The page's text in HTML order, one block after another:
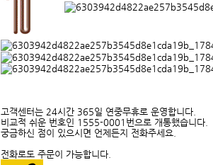
고객센터는 24시간 365일 연중무휴로 운영합니다.
비교적 쉬운 번호인 1555-0001번으로 개통했습니다.
궁금하신 점이 있으시면 언제든지 전화주세요.
전화로도 주문이 가능합니다.